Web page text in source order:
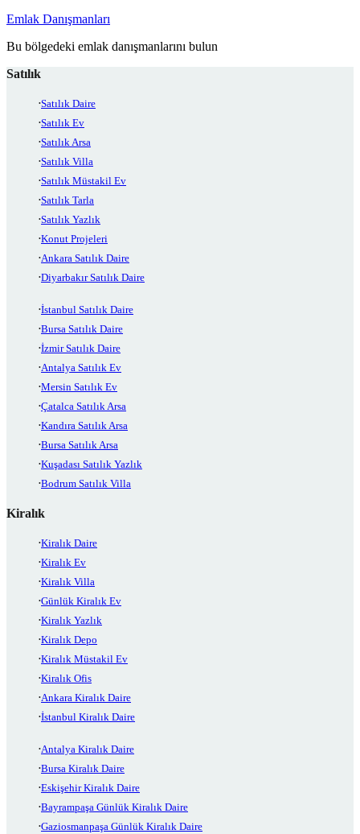
Emlak Danışmanları
Bu bölgedeki emlak danışmanlarını bulun
Satılık
Satılık Daire
Satılık Ev
Satılık Arsa
Satılık Villa
Satılık Müstakil Ev
Satılık Tarla
Satılık Yazlık
Konut Projeleri
Ankara Satılık Daire
Diyarbakır Satılık Daire
İstanbul Satılık Daire
Bursa Satılık Daire
İzmir Satılık Daire
Antalya Satılık Ev
Mersin Satılık Ev
Çatalca Satılık Arsa
Kandıra Satılık Arsa
Bursa Satılık Arsa
Kuşadası Satılık Yazlık
Bodrum Satılık Villa
Kiralık
Kiralık Daire
Kiralık Ev
Kiralık Villa
Günlük Kiralık Ev
Kiralık Yazlık
Kiralık Depo
Kiralık Müstakil Ev
Kiralık Ofis
Ankara Kiralık Daire
İstanbul Kiralık Daire
Antalya Kiralık Daire
Bursa Kiralık Daire
Eskişehir Kiralık Daire
Bayrampaşa Günlük Kiralık Daire
Gaziosmanpaşa Günlük Kiralık Daire